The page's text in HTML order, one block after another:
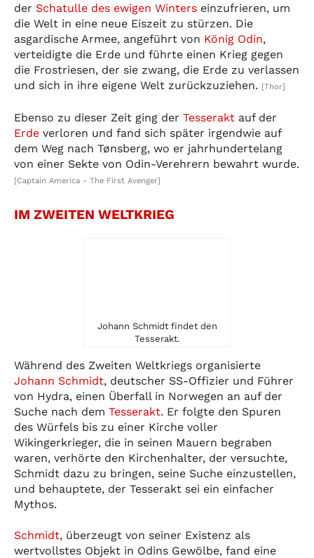
der Schatulle des ewigen Winters einzufrieren, um
die Welt in eine neue Eiszeit zu stürzen. Die
asgardische Armee, angeführt von König Odin,
verteidigte die Erde und führte einen Krieg gegen
die Frostriesen, der sie zwang, die Erde zu verlassen
und sich in ihre eigene Welt zurückzuziehen. [Thor]
Ebenso zu dieser Zeit ging der Tesserakt auf der
Erde verloren und fand sich später irgendwie auf
dem Weg nach Tønsberg, wo er jahrhundertelang
von einer Sekte von Odin-Verehrern bewahrt wurde.
[Captain America - The First Avenger]
IM ZWEITEN WELTKRIEG
Johann Schmidt findet den
Tesserakt.
Während des Zweiten Weltkriegs organisierte
Johann Schmidt, deutscher SS-Offizier und Führer
von Hydra, einen Überfall in Norwegen an auf der
Suche nach dem Tesserakt. Er folgte den Spuren
des Würfels bis zu einer Kirche voller
Wikingerkrieger, die in seinen Mauern begraben
waren, verhörte den Kirchenhalter, der versuchte,
Schmidt dazu zu bringen, seine Suche einzustellen,
und behauptete, der Tesserakt sei ein einfacher
Mythos.
Schmidt, überzeugt von seiner Existenz als
wertvollstes Objekt in Odins Gewölbe, fand eine